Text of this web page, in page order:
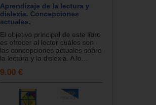
Aprendizaje de la lectura y
dislexia. Concepciones
actuales.
El objetivo principal de este libro
es ofrecer al lector cuáles son
las concepciones actuales sobre
la lectura y la dislexia. A lo...
9.00 €